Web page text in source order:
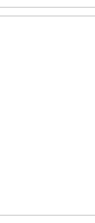
elő a pempőt,
tojásokból
lecitin),
víz.
allergiás
formában